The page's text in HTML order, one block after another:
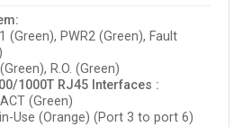
(Green), PWR2 (Green), Fault
R.O. (Green)
1000T RJ45 Interfaces :
(Green)
Use (Orange) (Port 3 to port 6)